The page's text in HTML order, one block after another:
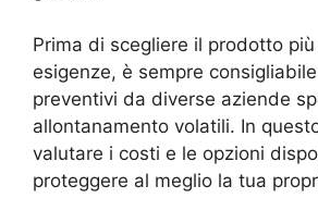
Prima di scegliere il prodotto
esigenze, è sempre
preventivi da diverse aziende
allontanamento volatili. In
valutare i costi e le opzioni
proteggere al meglio la tua